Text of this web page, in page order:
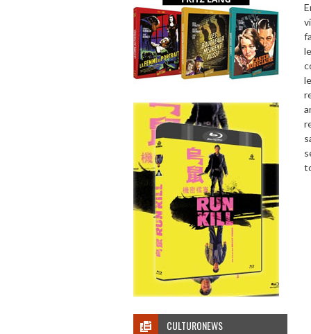
CULTURONEWS